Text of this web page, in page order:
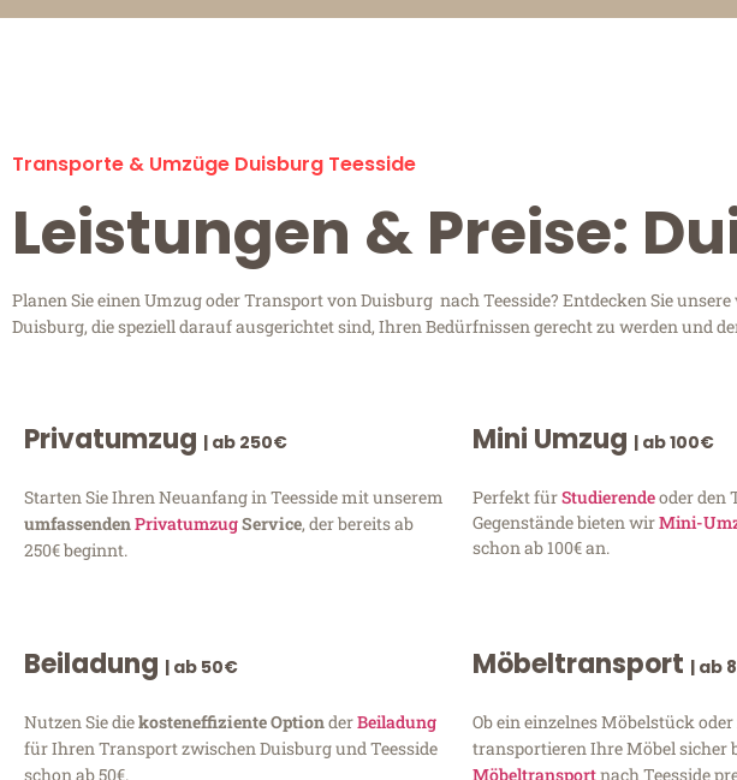
Transporte & Umzüge Duisburg Teesside
Leistungen & Preise:
Planen Sie einen Umzug oder Transport von Duisburg nach Teesside? Entdecken Sie
Duisburg, die speziell darauf ausgerichtet sind, Ihren Bedürfnissen gerecht zu werden und
Privatumzug | ab 250€
Starten Sie Ihren Neuanfang in Teesside mit unserem
umfassendenPrivatumzugService, der bereits ab
250€ beginnt.
Mini Umzug | ab 100€
Perfekt fürStudierendeoder den
Gegenstände bieten wirMini-
schon ab 100€ an.
Beiladung | ab 50€
Nutzen Sie diekosteneffiziente OptionderBeiladung
für Ihren Transport zwischen Duisburg und Teesside
schon ab 50€.
Möbeltransport | ab
Ob ein einzelnes Möbelstück
transportieren Ihre Möbel sicher
Möbeltransportnach Teesside